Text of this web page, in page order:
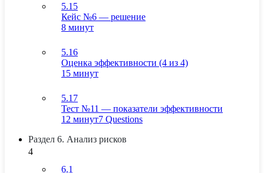
5.15
Кейс №6 — решение
8 минут
5.16
Оценка эффективности (4 из 4)
15 минут
5.17
Тест №11 — показатели эффективности
12 минут7 Questions
Раздел 6. Анализ рисков
4
6.1